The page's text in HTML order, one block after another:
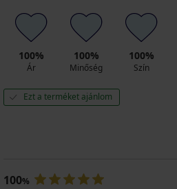
100%
Ár
100%
Minőség
100%
Szín
Ezt a terméket ajánlom
100%